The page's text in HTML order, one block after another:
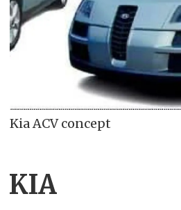
Kia ACV concept
KIA